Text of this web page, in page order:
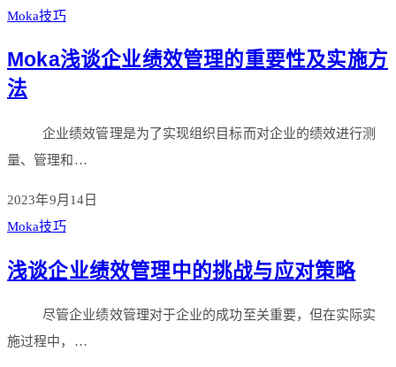
Moka技巧
Moka浅谈企业绩效管理的重要性及实施方
法
企业绩效管理是为了实现组织目标而对企业的绩效进行测
量、管理和…
2023年9月14日
Moka技巧
浅谈企业绩效管理中的挑战与应对策略
尽管企业绩效管理对于企业的成功至关重要，但在实际实
施过程中，…